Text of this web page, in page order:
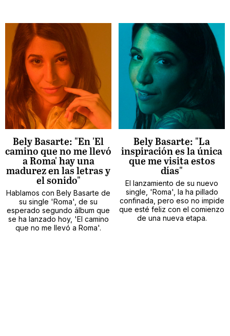
Bely Basarte: "En 'El
camino que no me llevó
a Roma' hay una
madurez en las letras y
el sonido"
Hablamos con Bely Basarte de
su single 'Roma', de su
esperado segundo álbum que
se ha lanzado hoy, 'El camino
que no me llevó a Roma'.
Bely Basarte: "La
inspiración es la única
que me visita estos
días"
El lanzamiento de su nuevo
single, 'Roma', la ha pillado
confinada, pero eso no impide
que esté feliz con el comienzo
de una nueva etapa.